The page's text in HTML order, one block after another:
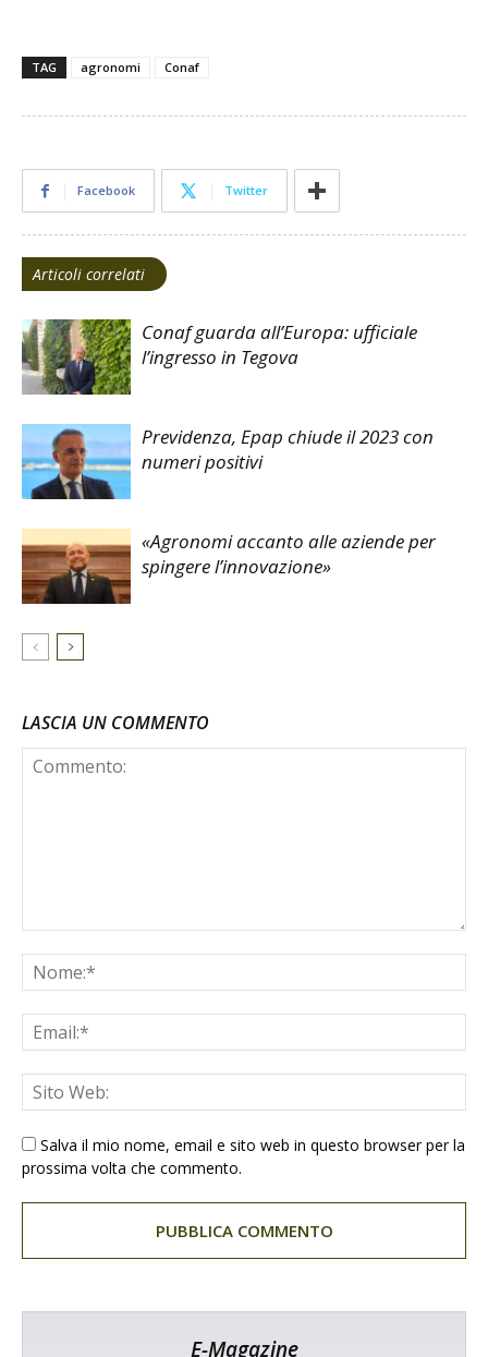
TAG agronomi Conaf
Facebook Twitter
Articoli correlati
Conaf guarda all’Europa: ufficiale
l’ingresso in Tegova
Previdenza, Epap chiude il 2023 con
numeri positivi
«Agronomi accanto alle aziende per
spingere l’innovazione»
LASCIA UN COMMENTO
Salva il mio nome, email e sito web in questo browser per la
prossima volta che commento.
E-Magazine